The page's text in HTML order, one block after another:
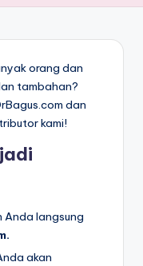
orang dan
tambahan?
dan
kami!
Anda langsung
akan